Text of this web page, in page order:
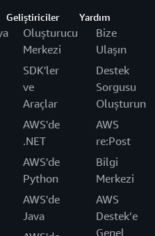
Geliştiriciler
Oluşturucu
Merkezi
SDK'ler
ve
Araçlar
AWS'de
.NET
AWS'de
Python
AWS'de
Java
Yardım
Bize
Ulaşın
Destek
Sorgusu
Oluşturun
AWS
re:Post
Bilgi
Merkezi
AWS
Destek’e
Genel